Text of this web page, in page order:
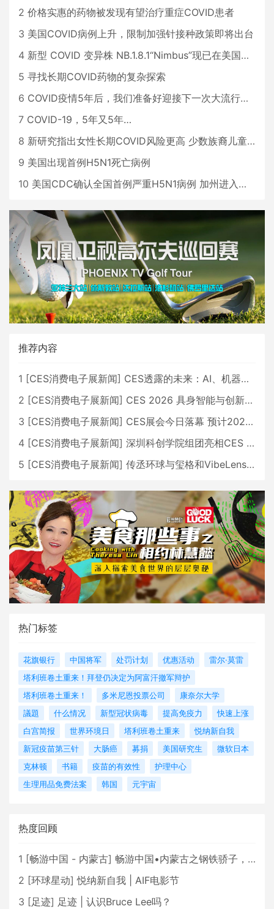
2 价格实惠的药物被发现有望治疗重症COVID患者
3 美国COVID病例上升，限制加强针接种政策即将出台
4 新型 COVID 变异株 NB.1.8.1“Nimbus”现已在美国占据主导地位
5 寻找长期COVID药物的复杂探索
6 COVID疫情5年后，我们准备好迎接下一次大流行了吗？
7 COVID-19，5年又5年…
8 新研究指出女性长期COVID风险更高 少数族裔儿童存在差异
9 美国出现首例H5N1死亡病例
10 美国CDC确认全国首例严重H5N1病例 加州进入紧急状态
推荐内容
1 [CES消费电子展新闻] CES透露的未来：AI、机器人与智能生活大爆发
2 [CES消费电子展新闻] CES 2026 具身智能与创新领域 中国公司大放异彩
3 [CES消费电子展新闻] CES展会今日落幕 预计2026行业收入将超五千亿美元
4 [CES消费电子展新闻] 深圳科创学院组团亮相CES 广受好评
5 [CES消费电子展新闻] 传丞环球与玺格和VibeLens共同推出全新耳机
热门标签
花旗银行 中国将军 处罚计划 优惠活动
雷尔·莫雷
塔利班卷土重来！拜登仍决定为阿富汗撤军辩护
塔利班卷土重来！
多米尼恩投票公司
康奈尔大学
議題
什么情况 新型冠状病毒 提高免疫力
快速上涨
白宫简报
世界环境日 塔利班卷土重来
悦纳新自我
新冠疫苗第三针
大肠癌 募捐 美国研究生
微软日本
克林顿
书籍 疫苗的有效性
护理中心
生理用品免费法案
韩国 元宇宙
热度回顾
1 [畅游中国 - 内蒙古] 畅游中国•内蒙古之钢铁骄子，魅力包头
2 [环球星动] 悦纳新自我 | AIF电影节
3 [足迹] 足迹 | 认识Bruce Lee吗？